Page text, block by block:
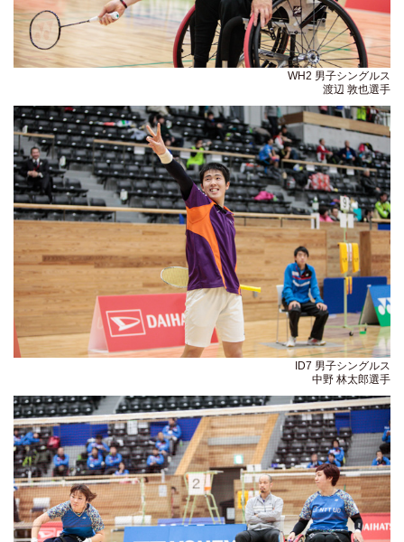
WH2 男子シングルス
渡辺 敦也選手
ID7 男子シングルス
中野 林太郎選手